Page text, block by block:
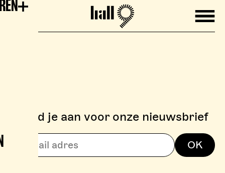
Mobile
Hall9
> BOULDERZONE
Meld je aan voor onze nieuwsbrief
OK